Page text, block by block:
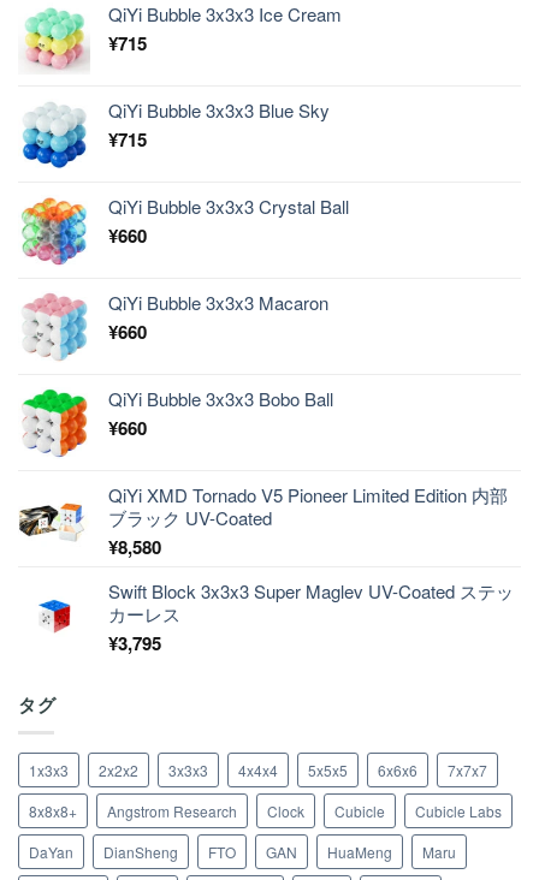
QiYi Bubble 3x3x3 Ice Cream
¥715
QiYi Bubble 3x3x3 Blue Sky
¥715
QiYi Bubble 3x3x3 Crystal Ball
¥660
QiYi Bubble 3x3x3 Macaron
¥660
QiYi Bubble 3x3x3 Bobo Ball
¥660
QiYi XMD Tornado V5 Pioneer Limited Edition 内部
ブラック UV-Coated
¥8,580
Swift Block 3x3x3 Super Maglev UV-Coated ステッ
カーレス
¥3,795
タグ
1x3x3 2x2x2 3x3x3 4x4x4 5x5x5 6x6x6
7x7x7
8x8x8+
Angstrom Research Clock Cubicle
Cubicle Labs
DaYan
DianSheng FTO GAN HuaMeng
Maru